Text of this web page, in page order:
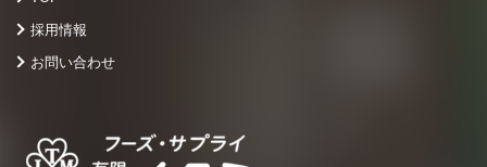
採用情報
お問い合わせ